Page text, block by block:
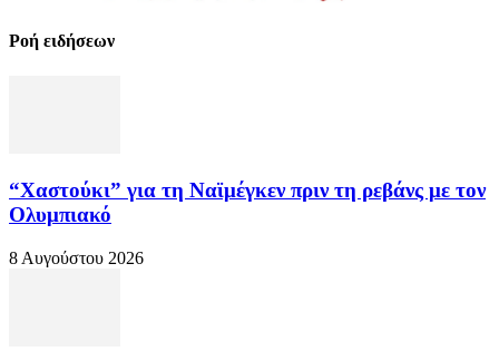
Ροή ειδήσεων
“Χαστούκι” για τη Ναϊμέγκεν πριν τη ρεβάνς με τον
Ολυμπιακό
8 Αυγούστου 2026